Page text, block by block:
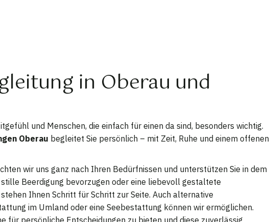
in Oberau und
und Menschen, die einfach für einen da sind, besonders wichtig.
Oberau begleitet Sie persönlich – mit Zeit, Ruhe und einem offenen
wir uns ganz nach Ihren Bedürfnissen und unterstützen Sie in dem
Beerdigung bevorzugen oder eine liebevoll gestaltete
Ihnen Schritt für Schritt zur Seite. Auch alternative
im Umland oder eine Seebestattung können wir ermöglichen.